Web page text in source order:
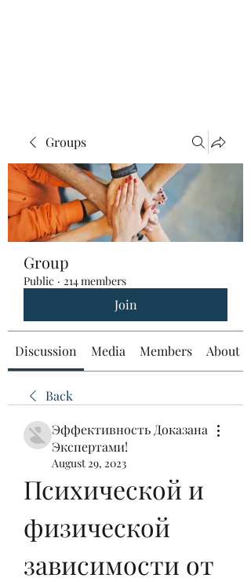
Groups
Group
Public · 214 members
Join
Discussion Media Members About
Back
Эффективность Доказана
Экспертами!
August 29, 2023
Психической и
физической
зависимости от